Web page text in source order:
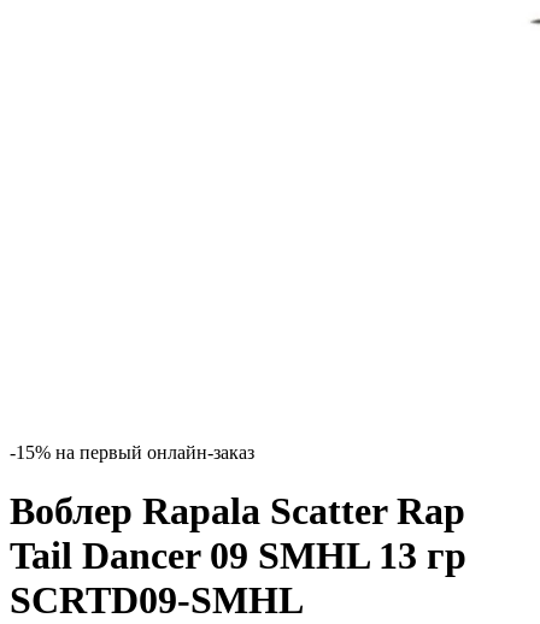
-15% на первый онлайн-заказ
Воблер Rapala Scatter Rap
Tail Dancer 09 SMHL 13 гр
SCRTD09-SMHL